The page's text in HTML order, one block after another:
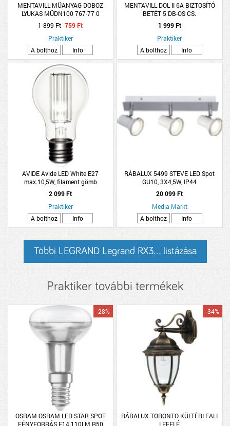
MENTAVILL MÜANYAG DOBOZ
LYUKAS MÜDN100 767-77 0
1 899 Ft 759 Ft
Praktiker
A bolthoz
Info
MENTAVILL DOL II 6A BIZTOSÍTÓ
BETÉT 5 DB-OS CS.
1 999 Ft
Praktiker
A bolthoz
Info
AVIDE Avide LED White E27
max.10,5W, filament gömb
2 099 Ft
Praktiker
A bolthoz
Info
RÁBALUX 5499 STEVE LED Spot
GU10, 3X4,5W, IP44
20 099 Ft
Media Markt
A bolthoz
Info
Többi LEGRAND Legrand RX3... listázása
Praktiker további termékek
OSRAM OSRAM LED STAR SPOT
FÉNYFORRÁS E14 110LM R50
-28%
RÁBALUX TORONTO KÜLTÉRI FALI
LEFELÉ
-34%